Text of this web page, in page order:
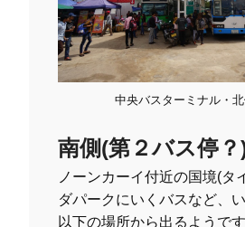
中央バスターミナル・
南側(第２バス停？
ノーンカーイ付近の国境(タ
ダパークにいくバスなど、
以下の場所から出るようです